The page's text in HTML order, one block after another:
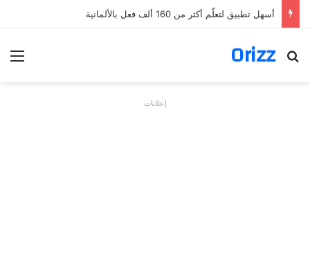
أسهل تطبيق لتعلّم أكثر من 160 ألف فعل بالألمانية
Orizz
بحث عن
إعلانات